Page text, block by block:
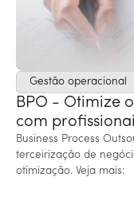
Gestão operacional
BPO - Otimize
com
Business Process
terceirização de
otimização. Veja mais: